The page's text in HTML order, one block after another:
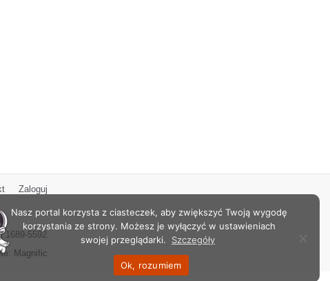
Zaloguj
1689-5592.
Magnific
Nasz portal korzysta z ciasteczek, aby zwiększyć Twoją wygodę
korzystania ze strony. Możesz je wyłączyć w ustawieniach
swojej przeglądarki.
Szczegóły
Ok, rozumiem